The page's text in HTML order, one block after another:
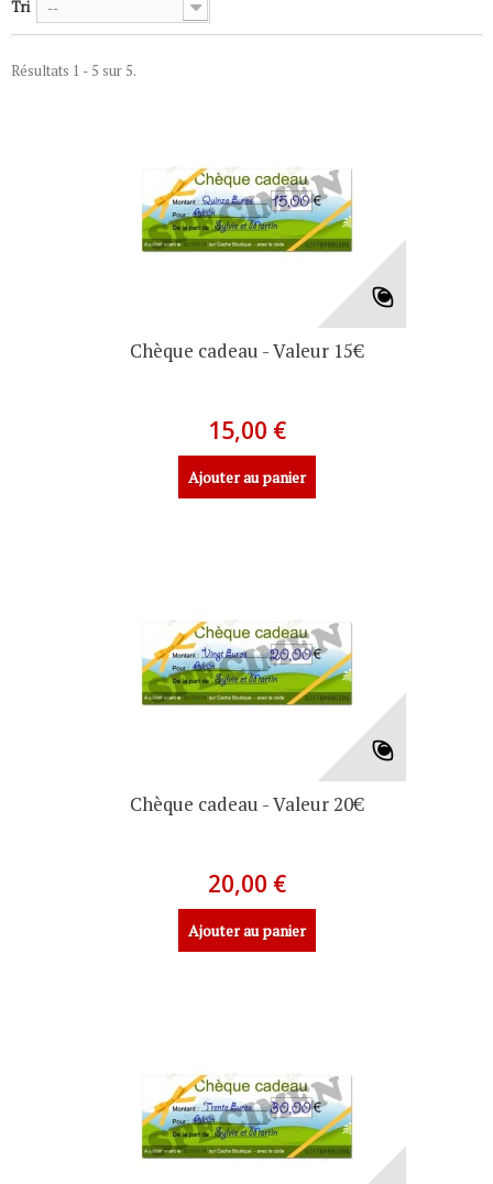
Tri --
Résultats 1 - 5 sur 5.
Chèque cadeau - Valeur 15€
15,00 €
Ajouter au panier
Chèque cadeau - Valeur 20€
20,00 €
Ajouter au panier